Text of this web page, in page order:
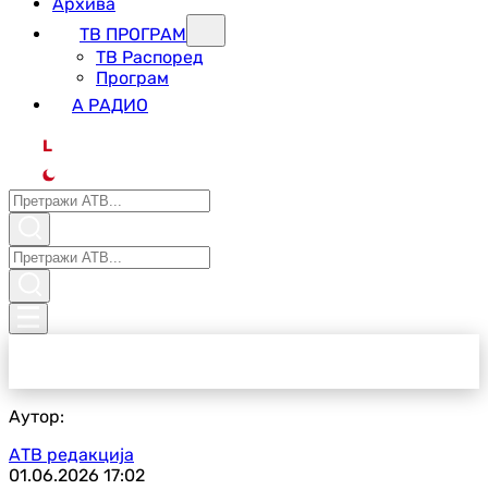
ТВ ПРОГРАМ
ТВ Распоред
Програм
А РАДИО
L
Аутор:
АТВ редакција
01.06.2026 17:02